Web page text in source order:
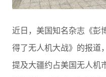
近日，美国知名杂志《彭
得了无人机大战》的报道
提及大疆约占美国无人机